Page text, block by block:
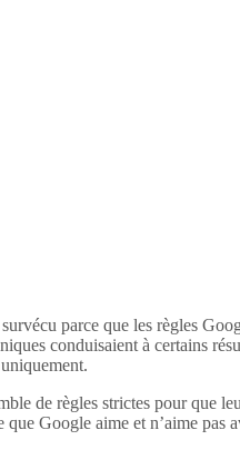
parce que les règles
conduisaient à certains
de règles strictes pour que
Google aime et n’aime pas